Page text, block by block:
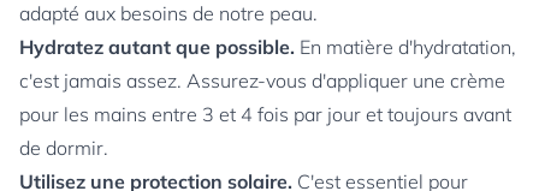
adapté aux besoins de notre peau.
Hydratez autant que possible. En matière d'hydratation,
c'est jamais assez. Assurez-vous d'appliquer une crème
pour les mains entre 3 et 4 fois par jour et toujours avant
de dormir.
Utilisez une protection solaire. C'est essentiel pour